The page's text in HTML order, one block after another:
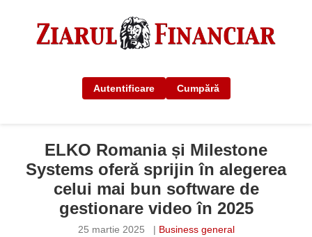
Autentificare Cumpără
ELKO Romania și Milestone
Systems oferă sprijin în alegerea
celui mai bun software de
gestionare video în 2025
25 martie 2025 | Business general